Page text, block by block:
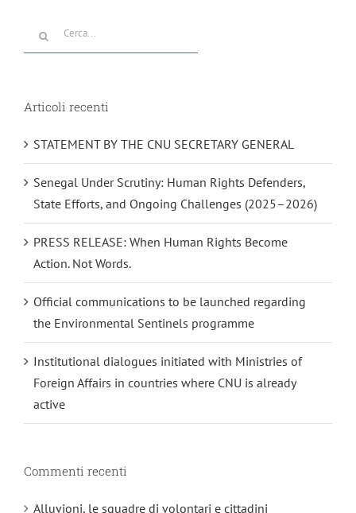
per:
Articoli recenti
STATEMENT BY THE CNU SECRETARY GENERAL
Senegal Under Scrutiny: Human Rights Defenders,
State Efforts, and Ongoing Challenges (2025–2026)
PRESS RELEASE: When Human Rights Become
Action. Not Words.
Official communications to be launched regarding
the Environmental Sentinels programme
Institutional dialogues initiated with Ministries of
Foreign Affairs in countries where CNU is already
active
Commenti recenti
Alluvioni, le squadre di volontari e cittadini